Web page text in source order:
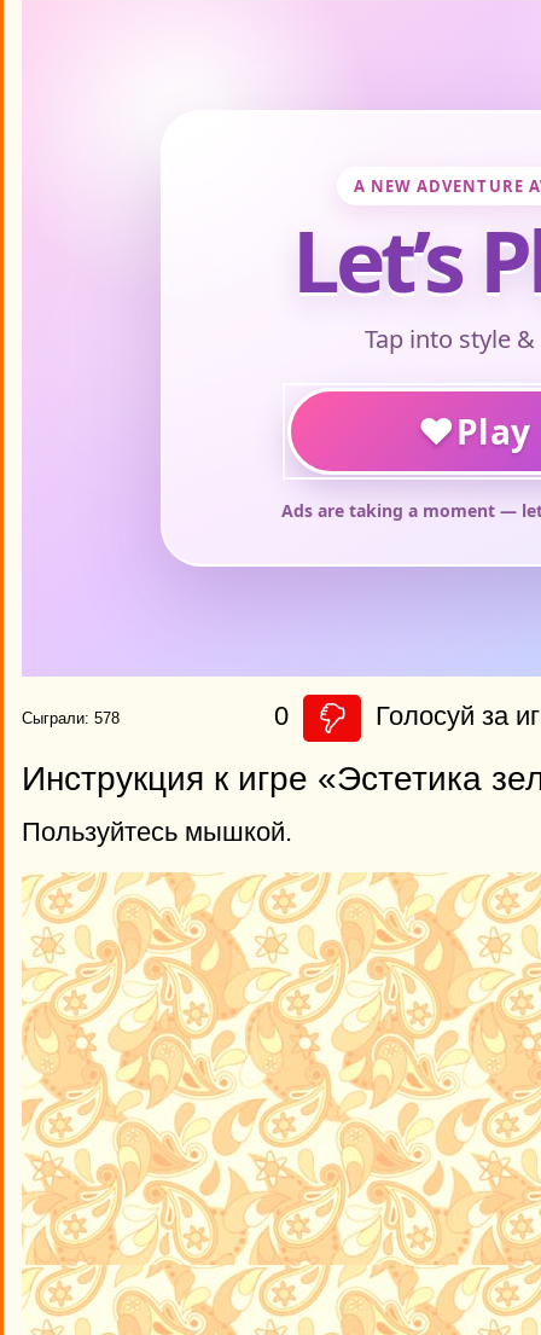
Сыграли: 578 0 Голосуй за
Инструкция к игре «Эстетика
Пользуйтесь мышкой.